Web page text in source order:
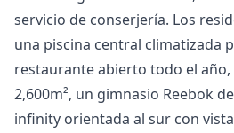
servicio de conserjería. Los
una piscina central climatizada
restaurante abierto todo el
2,600m², un gimnasio Reebok
infinity orientada al sur con